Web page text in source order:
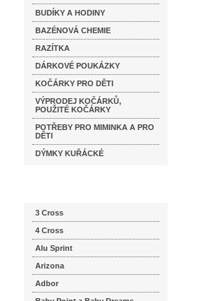
BUDÍKY A HODINY
BAZÉNOVÁ CHEMIE
RAZÍTKA
DÁRKOVÉ POUKÁZKY
KOČÁRKY PRO DĚTI
VÝPRODEJ KOČÁRKŮ,
POUŽITÉ KOČÁRKY
POTŘEBY PRO MIMINKA A PRO
DĚTI
DÝMKY KUŘÁCKÉ
3 Cross
4 Cross
Alu Sprint
Arizona
Adbor